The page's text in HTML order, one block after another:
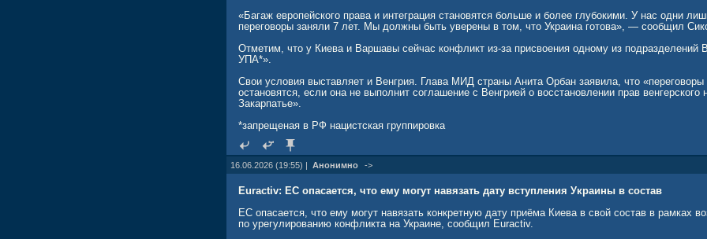
Попытки Киева использовать текущую ситуацию для получения преференций натыкаются на
Один из европейских дипломатов в беседе с FT предельно чётко сформулировал позицию
Эта фраза стала квинтэссенцией настроения в европейских кабинетах. Страны-старожилы ЕС
перекраивать свои внутренние рынки и законодательство в авральном режиме, жертвуя
rusvesna.su/news/1781777434
«Багаж европейского права и интеграция становятся больше и более глубокими. У нас одни
переговоры заняли 7 лет. Мы должны быть уверены в том, что Украина готова», — сообщил
Отметим, что у Киева и Варшавы сейчас конфликт из-за присвоения одному из подразделений
УПА*».
Свои условия выставляет и Венгрия. Глава МИД страны Анита Орбан заявила, что
остановятся, если она не выполнит соглашение с Венгрией о восстановлении прав венгерского
Закарпатье».
*запрещеная в РФ нацистская группировка
16.06.2026 (19:55) | Анонимно ->
Euractiv: ЕС опасается, что ему могут навязать дату вступления Украины в состав
ЕС опасается, что ему могут навязать конкретную дату приёма Киева в свой состав в рамках
по урегулированию конфликта на Украине, сообщил Euractiv.